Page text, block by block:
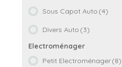
Sous Capot Auto (4)
Divers Auto (3)
Petit Electroménager(8)